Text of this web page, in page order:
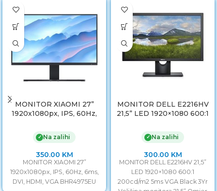
MONITOR XIAOMI 27”
1920x1080px, IPS, 60Hz,
BHR4975EU
✓ Na zalihi
350.00 KM
MONITOR XIAOMI 27”
1920x1080px, IPS, 60Hz, 6ms,
DVI, HDMI, VGA BHR4975EU
MONITOR DELL E2216HV
21,5” LED 1920×1080 600:1
3Yr
✓ Na zalihi
300.00 KM
MONITOR DELL E2216HV 21,5”
LED 1920×1080 600:1
200cd/m2 5ms VGA Black 3Yr